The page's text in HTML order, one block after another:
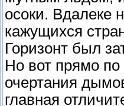
осоки. Вдалеке
кажущихся
Горизонт был
Но вот прямо по
очертания
главная